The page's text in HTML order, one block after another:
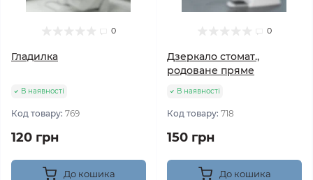
0
Гладилка
В наявності
Код товару: 769
120 грн
До кошика
0
Дзеркало стомат.,
родоване пряме
В наявності
Код товару: 718
150 грн
До кошика